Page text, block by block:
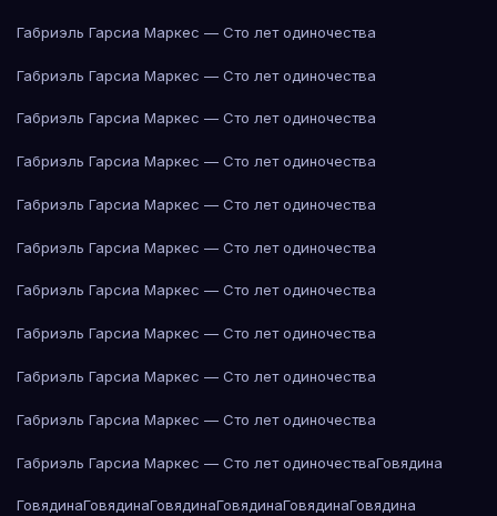
Габриэль Гарсиа Маркес — Сто лет одиночества
Габриэль Гарсиа Маркес — Сто лет одиночества
Габриэль Гарсиа Маркес — Сто лет одиночества
Габриэль Гарсиа Маркес — Сто лет одиночества
Габриэль Гарсиа Маркес — Сто лет одиночества
Габриэль Гарсиа Маркес — Сто лет одиночества
Габриэль Гарсиа Маркес — Сто лет одиночества
Габриэль Гарсиа Маркес — Сто лет одиночества
Габриэль Гарсиа Маркес — Сто лет одиночества
Габриэль Гарсиа Маркес — Сто лет одиночества
Габриэль Гарсиа Маркес — Сто лет одиночестваГовядина
ГовядинаГовядинаГовядинаГовядинаГовядинаГовядина